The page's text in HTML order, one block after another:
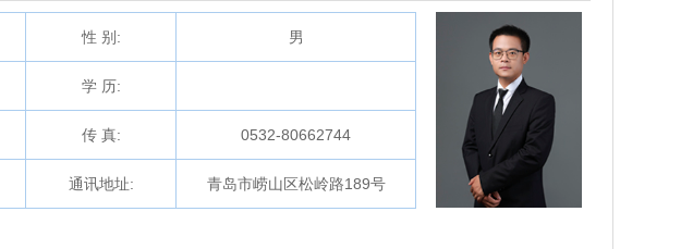
性 别: 男
学 历:
传 真: 0532-80662744
通讯地址: 青岛市崂山区松岭路189号